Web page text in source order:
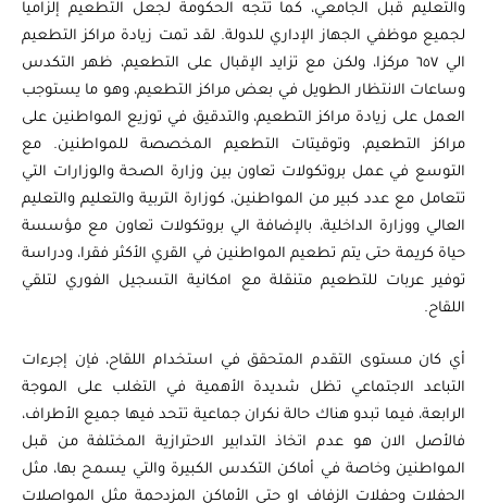
والتعليم قبل الجامعي، كما تتجه الحكومة لجعل التطعيم إلزاميا
لجميع موظفي الجهاز الإداري للدولة. لقد تمت زيادة مراكز التطعيم
الي ٦٥٧ مركزا، ولكن مع تزايد الإقبال على التطعيم، ظهر التكدس
وساعات الانتظار الطويل في بعض مراكز التطعيم، وهو ما يستوجب
العمل على زيادة مراكز التطعيم، والتدقيق في توزيع المواطنين على
مراكز التطعيم، وتوقيتات التطعيم المخصصة للمواطنين. مع
التوسع في عمل بروتكولات تعاون بين وزارة الصحة والوزارات التي
تتعامل مع عدد كبير من المواطنين، كوزارة التربية والتعليم والتعليم
العالي ووزارة الداخلية، بالإضافة الي بروتكولات تعاون مع مؤسسة
حياة كريمة حتى يتم تطعيم المواطنين في القري الأكثر فقرا، ودراسة
توفير عربات للتطعيم متنقلة مع امكانية التسجيل الفوري لتلقي
اللقاح.
أي كان مستوى التقدم المتحقق في استخدام اللقاح، فإن إجرءات
التباعد الاجتماعي تظل شديدة الأهمية في التغلب على الموجة
الرابعة، فيما تبدو هناك حالة نكران جماعية تتحد فيها جميع الأطراف،
فالأصل الان هو عدم اتخاذ التدابير الاحترازية المختلفة من قبل
المواطنين وخاصة في أماكن التكدس الكبيرة والتي يسمح بها، مثل
الحفلات وحفلات الزفاف او حتى الأماكن المزدحمة مثل المواصلات